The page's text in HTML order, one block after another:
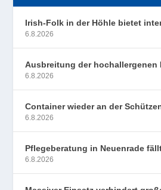
Irish-Folk in der Höhle bietet
6.8.2026
Ausbreitung der hochallergenen
6.8.2026
Container wieder an der
6.8.2026
Pflegeberatung in Neuenrade
6.8.2026